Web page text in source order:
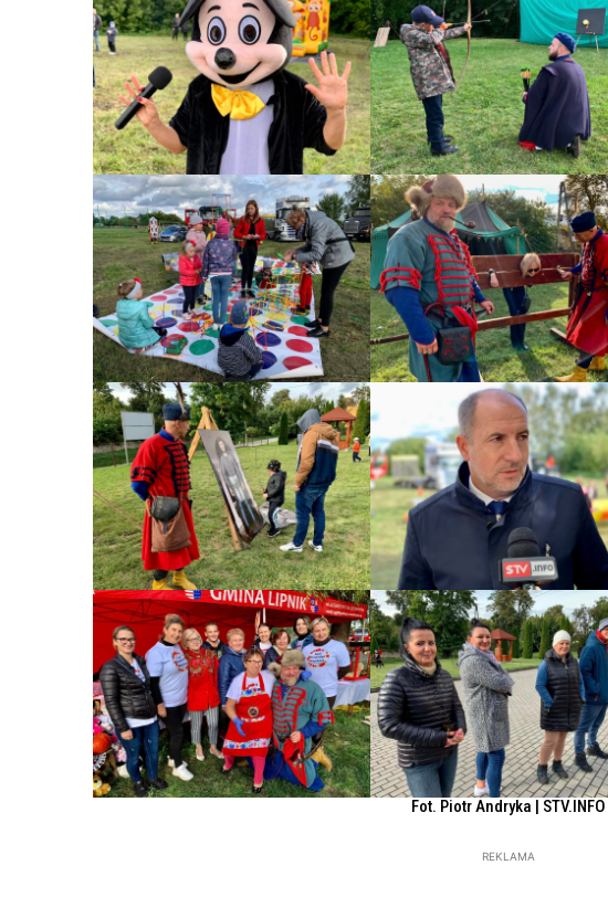
Fot. Piotr Andryka | STV.INFO
REKLAMA